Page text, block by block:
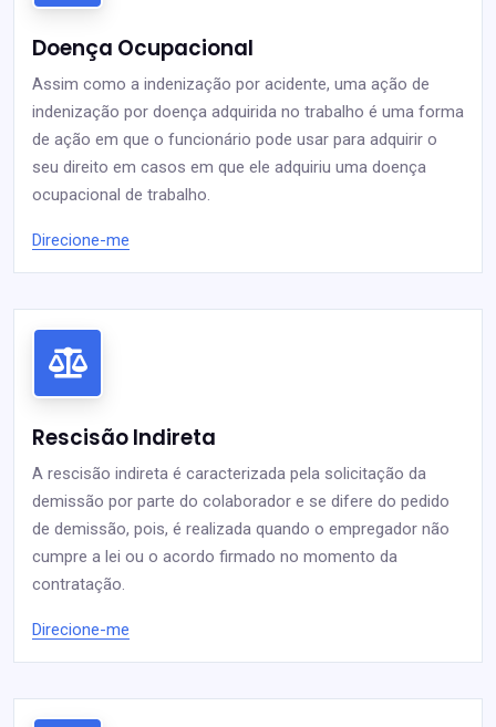
Doença Ocupacional
Assim como a indenização por acidente, uma ação de
indenização por doença adquirida no trabalho é uma forma
de ação em que o funcionário pode usar para adquirir o
seu direito em casos em que ele adquiriu uma doença
ocupacional de trabalho.
Direcione-me
Rescisão Indireta
A rescisão indireta é caracterizada pela solicitação da
demissão por parte do colaborador e se difere do pedido
de demissão, pois, é realizada quando o empregador não
cumpre a lei ou o acordo firmado no momento da
contratação.
Direcione-me